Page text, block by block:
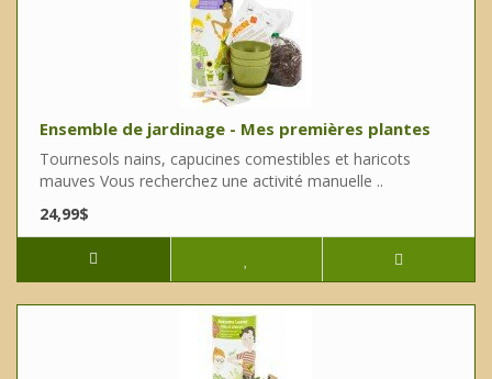
Ensemble de jardinage - Mes premières plantes
Tournesols nains, capucines comestibles et haricots
mauves Vous recherchez une activité manuelle ..
24,99$